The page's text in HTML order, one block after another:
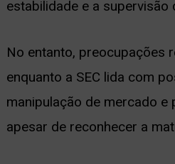
estabilidade e a supervisão
No entanto, preocupações
enquanto a SEC lida com
manipulação de mercado e
apesar de reconhecer a